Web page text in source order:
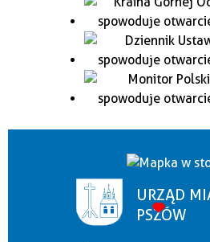
URZĄD
PSZÓW